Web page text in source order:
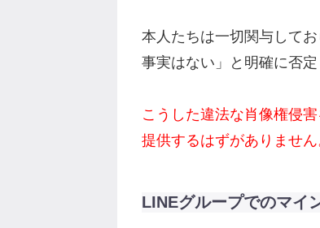
本人たちは一切関与して
事実はない」と明確に否定
こうした違法な肖像権侵
提供するはずがありません
LINEグループでのマイ